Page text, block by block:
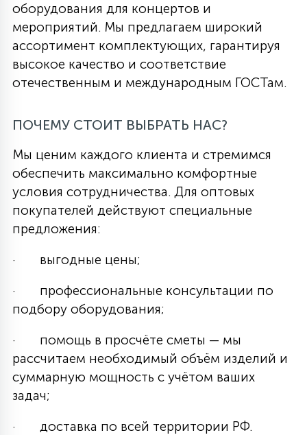
оборудования для концертов и
мероприятий. Мы предлагаем широкий
ассортимент комплектующих, гарантируя
высокое качество и соответствие
отечественным и международным ГОСТам.
ПОЧЕМУ СТОИТ ВЫБРАТЬ НАС?
Мы ценим каждого клиента и стремимся
обеспечить максимально комфортные
условия сотрудничества. Для оптовых
покупателей действуют специальные
предложения:
· выгодные цены;
· профессиональные консультации по
подбору оборудования;
· помощь в просчёте сметы — мы
рассчитаем необходимый объём изделий и
суммарную мощность с учётом ваших
задач;
· доставка по всей территории РФ.